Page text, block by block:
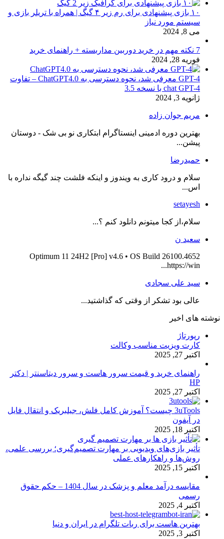
۱۰ بازی پیشنهادی برای رم زیر ۴ گیگ | همراه با تریلر بازی و
سیستم مورد نیاز
می 8, 2024
7 نکته مهم در خرید دوربین مداربسته + راهنمای خرید
فوریه 28, 2024
GPT-4 معرفی شد، نحوه دسترسی به ChatGPT4.0 – تفاوت
chat GPT-4 با نسخه 3.5
ژانویه 3, 2024
مریم جوان زاده
بهترین دوره ادمینی اینستاگرام ابتکاری نو بی شک - دوستان
پیشن...
حمیدرضا
سلام و درود کاری به ویندوز و اینکه فلشت چند گیگه نداره با
اس...
setayesh
سلام،از کجا میتونم دانلود کنم ؟...
سعید ن
Optimum 11 24H2 [Pro] v4.6 • OS Build 26100.4652
https://win...
سید علی سجادی
عالی بود تشکر از وقتی که گذاشتید...
نوشته های اخیر
رپورتاژ
کارت ویزیت مناسب وکالت
اکتبر 27, 2025
راهنمای خرید و قیمت سرور هاست و سرور دیتاسنتر | دکتر
HP
اکتبر 27, 2025
3uTools چیست؟ آموزش کامل فلش، جیلبریک و انتقال فایل
در آیفون
اکتبر 18, 2025
تأثیر بازی‌های ویدیویی بر مهارت تصمیم‌گیری؛ بررسی علمی،
روش‌ها و راهکارهای عملی
اکتبر 15, 2025
مقایسه درآمد معلم و پزشک در سال 1404 – حکم حقوق
رسمی
اکتبر 4, 2025
بهترین هاست برای ربات تلگرام در ایران و دنیا
اکتبر 3, 2025